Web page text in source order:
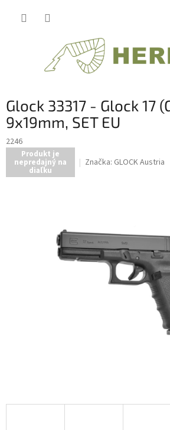
Glock 33317 - Glock 17
9x19mm, SET EU
2246
Produkt je
nepredajný na
diaľku
Značka: GLOCK Austria